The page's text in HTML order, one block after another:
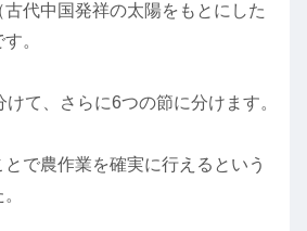
代中国発祥の太陽をもとにした
。
て、さらに6つの節に分けます。
で農作業を確実に行えるという